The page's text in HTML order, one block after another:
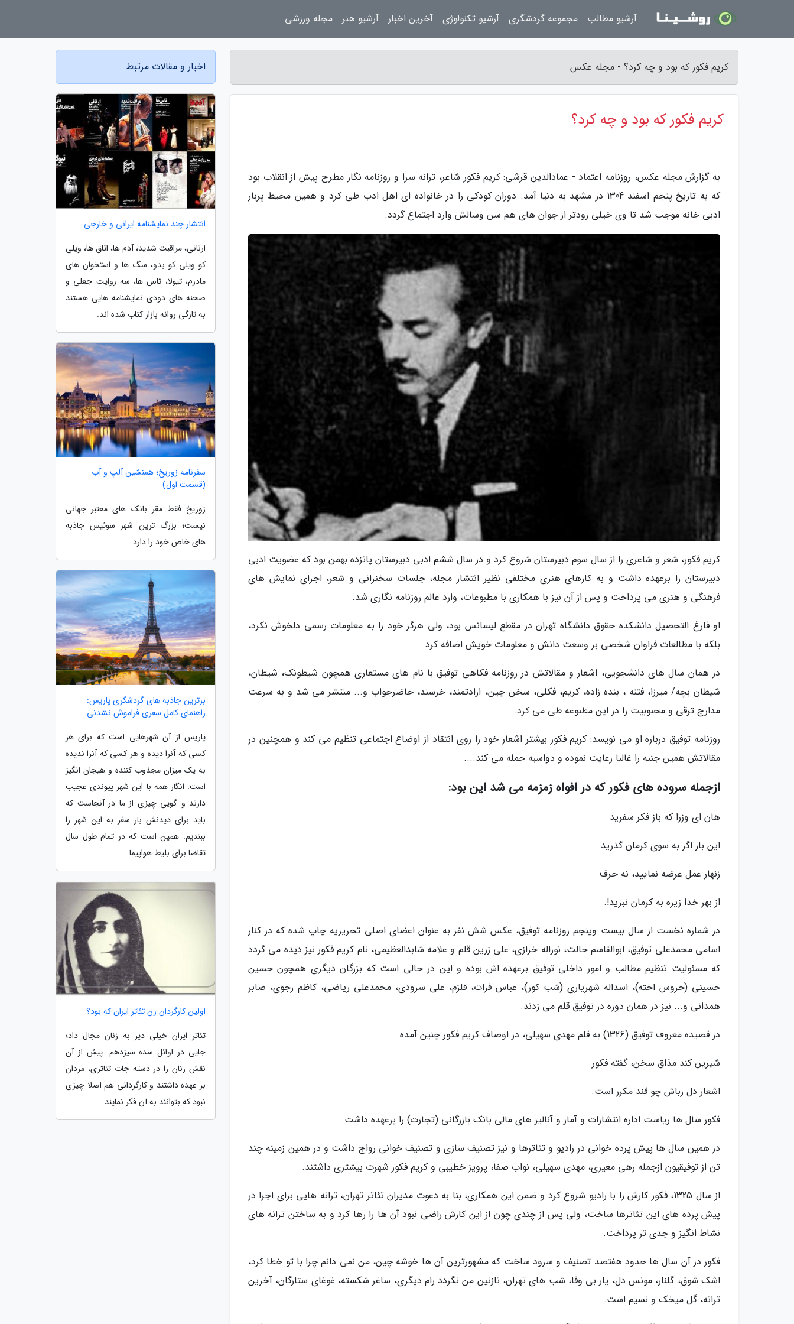
کریم فکور که بود و چه کرد؟ - مجله عکس
کریم فکور که بود و چه کرد؟
به گزارش مجله عکس، روزنامه اعتماد - عمادالدین قرشی: کریم فکور شاعر، ترانه سرا و روزنامه نگار مطرح پیش از انقلاب بود
که به تاریخ پنجم اسفند 1304 در مشهد به دنیا آمد. دوران کودکی را در خانواده ای اهل ادب طی کرد و همین محیط پربار
ادبی خانه موجب شد تا وی خیلی زودتر از جوان های هم سن وسالش وارد اجتماع گردد.
کریم فکور، شعر و شاعری را از سال سوم دبیرستان شروع کرد و در سال ششم ادبی دبیرستان پانزده بهمن بود که عضویت ادبی
دبیرستان را برعهده داشت و به کارهای هنری مختلفی نظیر انتشار مجله، جلسات سخنرانی و شعر، اجرای نمایش های
فرهنگی و هنری می پرداخت و پس از آن نیز با همکاری با مطبوعات، وارد عالم روزنامه نگاری شد.
او فارغ التحصیل دانشکده حقوق دانشگاه تهران در مقطع لیسانس بود، ولی هرگز خود را به معلومات رسمی دلخوش نکرد،
بلکه با مطالعات فراوان شخصی بر وسعت دانش و معلومات خویش اضافه کرد.
در همان سال های دانشجویی، اشعار و مقالاتش در روزنامه فکاهی توفیق با نام های مستعاری همچون شیطونک، شیطان،
شیطان بچه/ میرزا، فتنه ، بنده زاده، کریم، فکلی، سخن چین، ارادتمند، خرسند، حاضرجواب و... منتشر می شد و به سرعت
مدارج ترقی و محبوبیت را در این مطبوعه طی می کرد.
روزنامه توفیق درباره او می نویسد: کریم فکور بیشتر اشعار خود را روی انتقاد از اوضاع اجتماعی تنظیم می کند و همچنین در
مقالاتش همین جنبه را غالبا رعایت نموده و دواسبه حمله می کند....
ازجمله سروده های فکور که در افواه زمزمه می شد این بود:
هان ای وزرا که باز فکر سفرید
این بار اگر به سوی کرمان گذرید
زنهار عمل عرضه نمایید، نه حرف
از بهر خدا زیره به کرمان نبرید!.
در شماره نخست از سال بیست وپنجم روزنامه توفیق، عکس شش نفر به عنوان اعضای اصلی تحریریه چاپ شده که در کنار
اسامی محمدعلی توفیق، ابوالقاسم حالت، نوراله خرازی، علی زرین قلم و علامه شابدالعظیمی، نام کریم فکور نیز دیده می گردد
که مسئولیت تنظیم مطالب و امور داخلی توفیق برعهده اش بوده و این در حالی است که بزرگان دیگری همچون حسین
حسینی (خروس اخته)، اسداله شهریاری (شب کور)، عباس فرات، قلزم، علی سرودی، محمدعلی ریاضی، کاظم رجوی، صابر
همدانی و... نیز در همان دوره در توفیق قلم می زدند.
در قصیده معروف توفیق (1326) به قلم مهدی سهیلی، در اوصاف کریم فکور چنین آمده:
شیرین کند مذاق سخن، گفته فکور
اشعار دل رباش چو قند مکرر است.
فکور سال ها ریاست اداره انتشارات و آمار و آنالیز های مالی بانک بازرگانی (تجارت) را برعهده داشت.
در همین سال ها پیش پرده خوانی در رادیو و تئاترها و نیز تصنیف سازی و تصنیف خوانی رواج داشت و در همین زمینه چند
تن از توفیقیون ازجمله رهی معیری، مهدی سهیلی، نواب صفا، پرویز خطیبی و کریم فکور شهرت بیشتری داشتند.
از سال 1325، فکور کارش را با رادیو شروع کرد و ضمن این همکاری، بنا به دعوت مدیران تئاتر تهران، ترانه هایی برای اجرا در
پیش پرده های این تئاترها ساخت، ولی پس از چندی چون از این کارش راضی نبود آن ها را رها کرد و به ساختن ترانه های
نشاط انگیز و جدی تر پرداخت.
فکور در آن سال ها حدود هفتصد تصنیف و سرود ساخت که مشهورترین آن ها خوشه چین، من نمی دانم چرا با تو خطا کرد،
اشک شوق، گلنار، مونس دل، یار بی وفا، شب های تهران، نازنین من نگردد رام دیگری، ساغر شکسته، غوغای ستارگان، آخرین
ترانه، گل میخک و نسیم است.
اخبار و مقالات مرتبط
انتشار چند نمایشنامه ایرانی و خارجی
ارنانی، مراقبت شدید، آدم ها، اتاق ها، ویلی
کو ویلی کو بدو، سگ ها و استخوان های
مادرم، تیولا، تاس ها، سه روایت جعلی و
صحنه های دودی نمایشنامه هایی هستند
به تازگی روانه بازار کتاب شده اند.
سفرنامه زوریخ؛ همنشین آلپ و آب
(قسمت اول)
زوریخ فقط مقر بانک های معتبر جهانی
نیست؛ بزرگ ترین شهر سوئیس جاذبه
های خاص خود را دارد.
برترین جاذبه های گردشگری پاریس:
راهنمای کامل سفری فراموش نشدنی
پاریس از آن شهرهایی است که برای هر
کسی که آنرا دیده و هر کسی که آنرا ندیده
به یک میزان مجذوب کننده و هیجان انگیز
است. انگار همه با این شهر پیوندی عجیب
دارند و گویی چیزی از ما در آنجاست که
باید برای دیدنش بار سفر به این شهر را
ببندیم. همین است که در تمام طول سال
تقاضا برای بلیط هواپیما...
اولین کارگردان زن تئاتر ایران که بود؟
تئاتر ایران خیلی دیر به زنان مجال داد؛
جایی در اوائل سده سیزدهم. پیش از آن
نقش زنان را در دسته جات تئاتری، مردان
بر عهده داشتند و کارگردانی هم اصلا چیزی
نبود که بتوانند به آن فکر نمایند.
آرشیو مطالب مجموعه گردشگری آرشیو تکنولوژی آخرین اخبار آرشیو هنر مجله ورزشی